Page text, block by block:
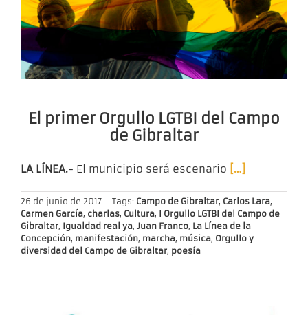
El primer Orgullo LGTBI del Campo
de Gibraltar
LA LÍNEA.- El municipio será escenario […]
26 de junio de 2017 Tags: Campo de Gibraltar, Carlos Lara,
Carmen García, charlas, Cultura, I Orgullo LGTBI del Campo de
Gibraltar, Igualdad real ya, Juan Franco, La Línea de la
Concepción, manifestación, marcha, música, Orgullo y
diversidad del Campo de Gibraltar, poesía